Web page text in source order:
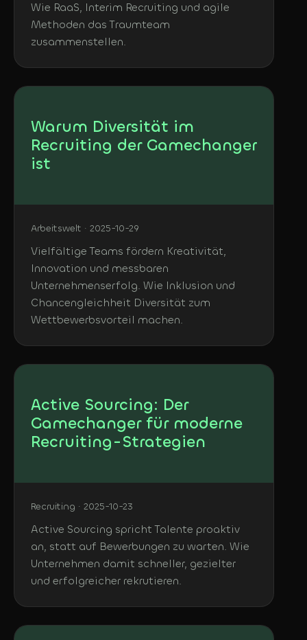
Wie RaaS, Interim Recruiting und agile
Methoden das Traumteam
zusammenstellen.
Warum Diversität im
Recruiting der Gamechanger
ist
Arbeitswelt · 2025-10-29
Vielfältige Teams fördern Kreativität,
Innovation und messbaren
Unternehmenserfolg. Wie Inklusion und
Chancengleichheit Diversität zum
Wettbewerbsvorteil machen.
Active Sourcing: Der
Gamechanger für moderne
Recruiting-Strategien
Recruiting · 2025-10-23
Active Sourcing spricht Talente proaktiv
an, statt auf Bewerbungen zu warten. Wie
Unternehmen damit schneller, gezielter
und erfolgreicher rekrutieren.